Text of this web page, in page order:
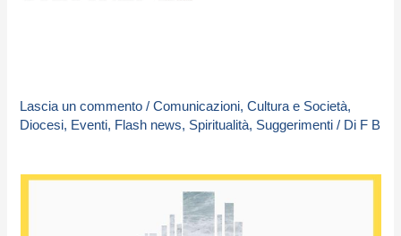
Lascia un commento /Comunicazioni,Cultura e Società,
Diocesi, Eventi, Flash news, Spiritualità, Suggerimenti / Di F B